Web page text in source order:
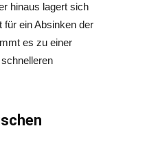
hinaus lagert sich
für ein Absinken der
es zu einer